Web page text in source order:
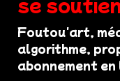
Foutou'art,
algorithme,
abonnement en